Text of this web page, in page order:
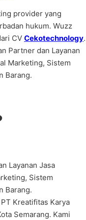
provider yang
hukum. Wuzz
CV Cekotechnology.
Partner dan Layanan
Marketing, Sistem
Barang.
Layanan Jasa
Sistem
Barang.
Kreatifitas Karya
Semarang. Kami